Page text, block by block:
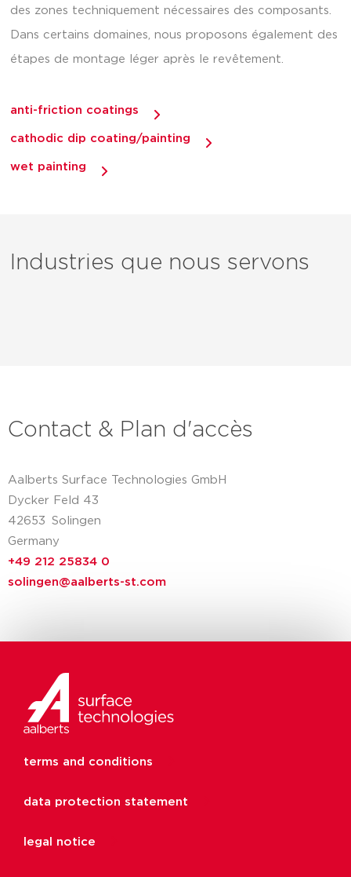
des zones techniquement nécessaires des composants.
Dans certains domaines, nous proposons également des
étapes de montage léger après le revêtement.
anti-friction coatings
cathodic dip coating/painting
wet painting
Industries que nous servons
Contact & Plan d'accès
Aalberts Surface Technologies GmbH
Dycker Feld 43
42653 Solingen
Germany
+49 212 25834 0
solingen@aalberts-st.com
terms and conditions
data protection statement
legal notice